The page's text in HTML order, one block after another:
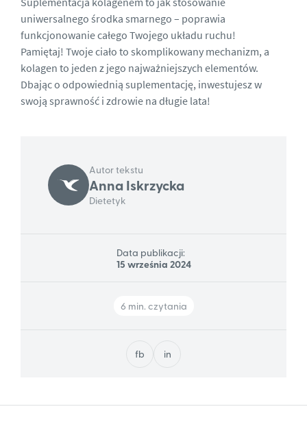
uniwersalnego środka smarnego – poprawia
funkcjonowanie całego Twojego układu ruchu!
Pamiętaj! Twoje ciało to skomplikowany mechanizm, a
kolagen to jeden z jego najważniejszych elementów.
Dbając o odpowiednią suplementację, inwestujesz w
swoją sprawność i zdrowie na długie lata!
Autor tekstu
Anna Iskrzycka
Dietetyk
Data publikacji:
15 września 2024
6 min. czytania
fb in